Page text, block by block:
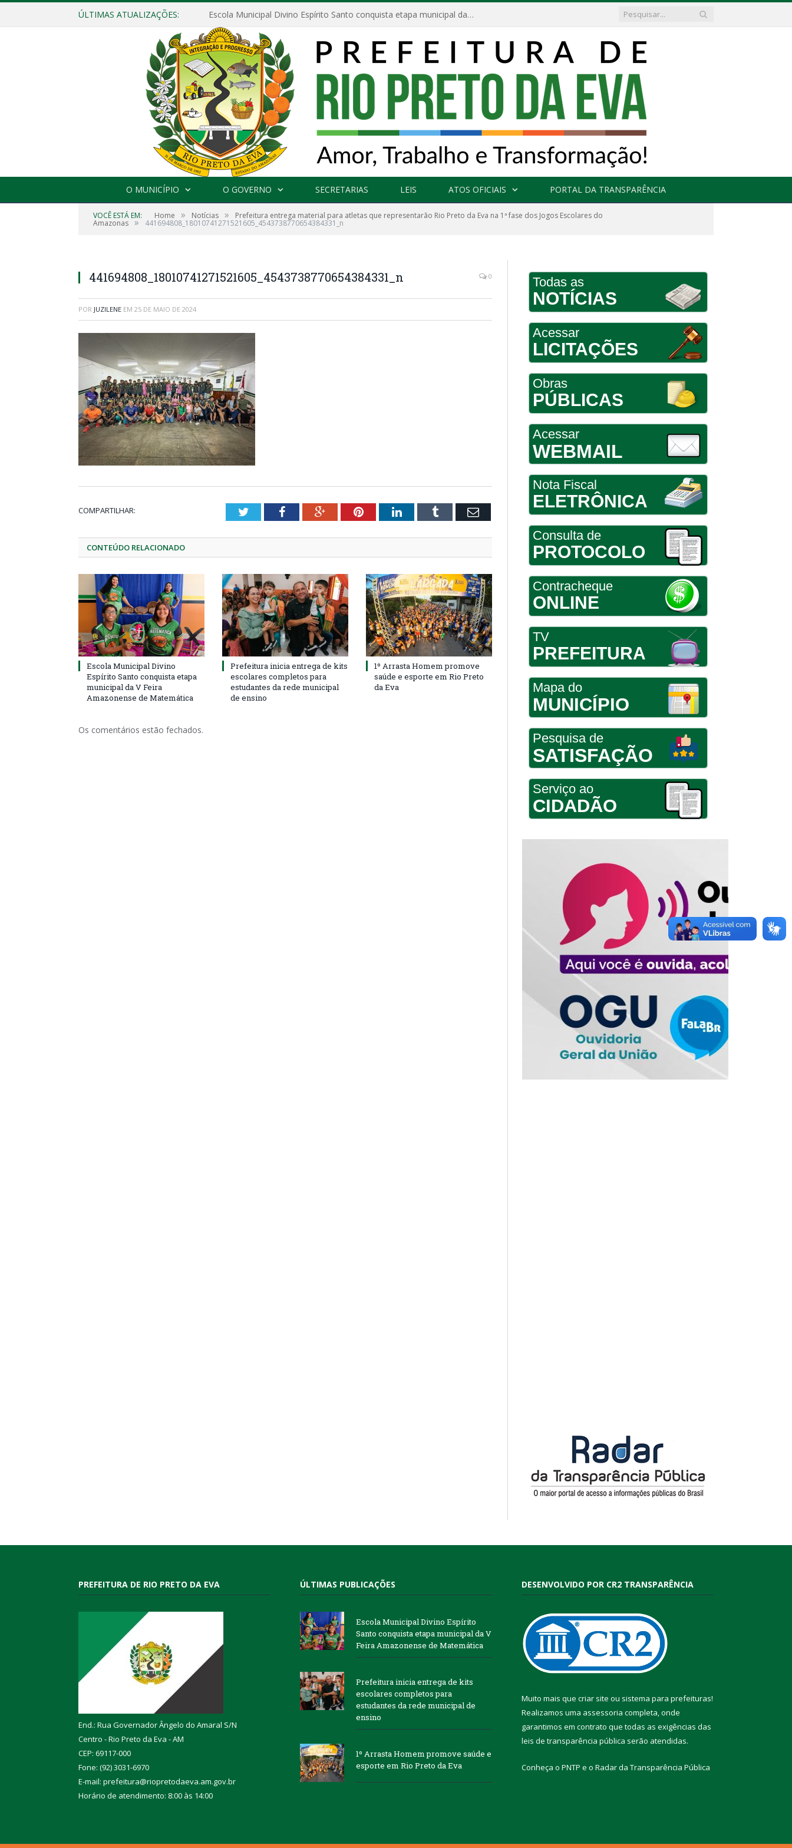
ÚLTIMAS ATUALIZAÇÕES: Escola Municipal Divino Espírito Santo conquista etapa municipal da V Feira Amazonense de Matemática
O MUNICÍPIO O GOVERNO SECRETARIAS LEIS ATOS OFICIAIS PORTAL DA TRANSPARÊNCIA
VOCÊ ESTÁ EM: Home » Notícias » Prefeitura entrega material para atletas que representarão Rio Preto da Eva na 1ª fase dos Jogos Escolares do
Amazonas » 441694808_18010741271521605_4543738770654384331_n
441694808_18010741271521605_4543738770654384331_n 0
POR JUZILENE EM 25 DE MAIO DE 2024
COMPARTILHAR: TwitterFacebookGoogle+PinterestLinkedInTumblr Email
CONTEÚDO RELACIONADO
Escola Municipal Divino
Espírito Santo conquista etapa
municipal da V Feira
Amazonense de Matemática
Prefeitura inicia entrega de kits
escolares completos para
estudantes da rede municipal
de ensino
1º Arrasta Homem promove
saúde e esporte em Rio Preto
da Eva
Os comentários estão fechados.
Todas as
NOTÍCIAS
Acessar
LICITAÇÕES
Obras
PÚBLICAS
Acessar
WEBMAIL
Nota Fiscal
ELETRÔNICA
Consulta de
PROTOCOLO
Contracheque
ONLINE
TV
PREFEITURA
Mapa do
MUNICÍPIO
Pesquisa de
SATISFAÇÃO
Serviço ao
CIDADÃO
PREFEITURA DE RIO PRETO DA EVA
End.: Rua Governador Ângelo do Amaral S/N
Centro - Rio Preto da Eva - AM
CEP: 69117-000
Fone: (92) 3031-6970
E-mail: prefeitura@riopretodaeva.am.gov.br
Horário de atendimento: 8:00 às 14:00
ÚLTIMAS PUBLICAÇÕES
Escola Municipal Divino Espírito
Santo conquista etapa municipal da V
Feira Amazonense de Matemática
Prefeitura inicia entrega de kits
escolares completos para
estudantes da rede municipal de
ensino
1º Arrasta Homem promove saúde e
esporte em Rio Preto da Eva
DESENVOLVIDO POR CR2 TRANSPARÊNCIA
Muito mais que criar site ou sistema para prefeituras!
Realizamos uma assessoria completa, onde
garantimos em contrato que todas as exigências das
leis de transparência pública serão atendidas.
Conheça o PNTP e o Radar da Transparência Pública